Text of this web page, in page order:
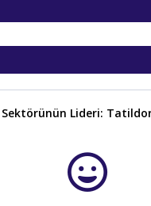
Sektörünün Lideri: